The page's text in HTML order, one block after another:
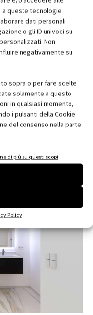
a queste tecnologie
dati personali
o gli ID univoci su
Non
negativamente su
sopra o per fare scelte
solamente a questo
in qualsiasi momento,
i pulsanti della Cookie
del consenso nella parte
di più su questi scopi
Policy
diventare quasi invisibili,
di mantenere il più
anche in una stanza
una sorta di atmosfera
Palaise.
Eclisse Syntesis Line
di porte filo muro.
discrezione il corridoio
da letto, bagni e